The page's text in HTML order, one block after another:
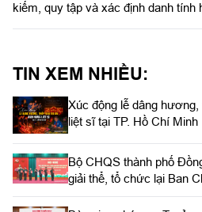
kiếm, quy tập và xác định danh tính
TIN XEM NHIỀU:
Xúc động lễ dâng
liệt sĩ tại TP. Hồ Chí Minh
Bộ CHQS thành phố
giải thể, tổ chức lại Ban